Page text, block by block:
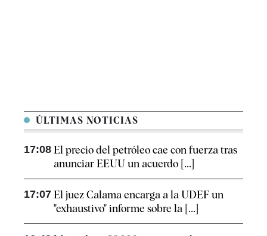
ÚLTIMAS NOTICIAS
17:08 El precio del petróleo cae con fuerza tras
anunciar EEUU un acuerdo [...]
17:07 El juez Calama encarga a la UDEF un
"exhaustivo" informe sobre la [...]